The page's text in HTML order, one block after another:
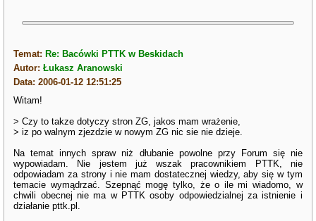
Temat: Re: Bacówki PTTK w Beskidach
Autor:Łukasz Aranowski
Data: 2006-01-12 12:51:25
Witam!
> Czy to takze dotyczy stron ZG, jakos mam wrażenie,
> iz po walnym zjezdzie w nowym ZG nic sie nie dzieje.
Na temat innych spraw niż dłubanie powolne przy Forum się nie
wypowiadam. Nie jestem już wszak pracownikiem PTTK, nie
odpowiadam za strony i nie mam dostatecznej wiedzy, aby się w tym
temacie wymądrzać. Szepnąć mogę tylko, że o ile mi wiadomo, w
chwili obecnej nie ma w PTTK osoby odpowiedzialnej za istnienie i
działanie pttk.pl.